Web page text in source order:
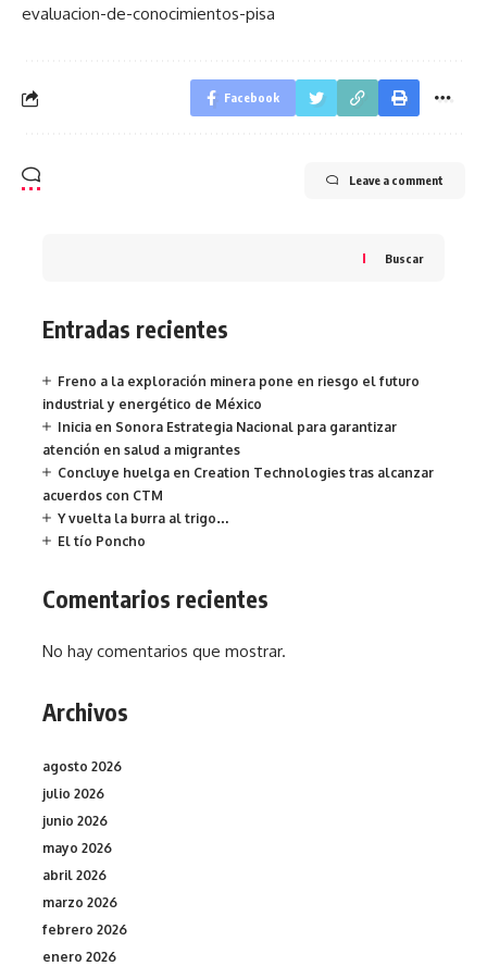
evaluacion-de-conocimientos-pisa
Facebook
Leave a comment
Buscar
Entradas recientes
Freno a la exploración minera pone en riesgo el futuro
industrial y energético de México
Inicia en Sonora Estrategia Nacional para garantizar
atención en salud a migrantes
Concluye huelga en Creation Technologies tras alcanzar
acuerdos con CTM
Y vuelta la burra al trigo…
El tío Poncho
Comentarios recientes
No hay comentarios que mostrar.
Archivos
agosto 2026
julio 2026
junio 2026
mayo 2026
abril 2026
marzo 2026
febrero 2026
enero 2026